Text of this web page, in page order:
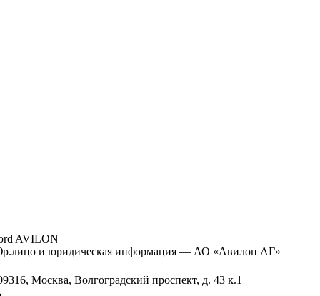
AVILON
и юридическая информация — АО «Авилон АГ»
Москва, Волгоградский проспект, д. 43 к.1